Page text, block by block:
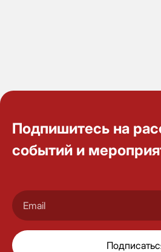
Подпишитесь на
событий и